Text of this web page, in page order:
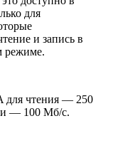
для
и запись в
режиме.
для чтения — 250
— 100 Мб/с.